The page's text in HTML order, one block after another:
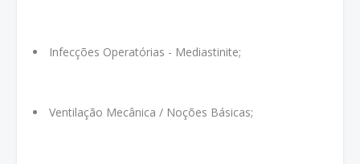
Infecções Operatórias - Mediastinite;
Ventilação Mecânica / Noções Básicas;